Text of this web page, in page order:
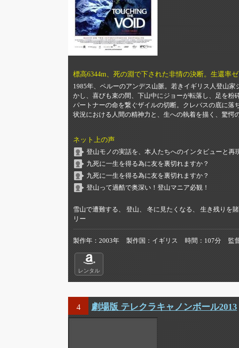
標高6344m、死の淵で下された非情の決断。生還率
1985年、ペルーのアンデス山脈。若きイギリス人登山
かし、喜びも束の間、下山中にジョーが転落し、足を粉
パートナーの命を繋ぐザイルの切断。クレバスの底に
状況における人間の精神力と、生への執着を描く、驚愕
ネット上の声
登山モノの実話を、本人たちへのインタビューと再
九死に一生を得る為に友を裏切れますか？
九死に一生を得る為に友を裏切れますか？
登山って過酷で奥深い！登山マニア必観！
雪山で遭難する、 登山、 冬に見たくなる、 生き残りを
リー
製作年 2003年 製作国 イギリス 時間 107分 監
レンタル
4 劇場版 テレクラキャノンボール2013